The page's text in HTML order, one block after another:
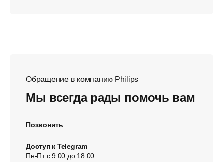
Обращение в компанию Philips
Мы всегда рады помочь вам
Позвонить
Доступ к Telegram
Пн-Пт с 9:00 до 18:00